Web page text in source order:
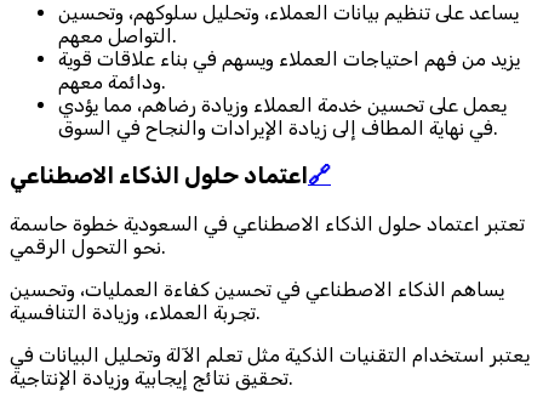
يساعد على تنظيم بيانات العملاء، وتحليل سلوكهم، وتحسين
التواصل معهم.
يزيد من فهم احتياجات العملاء ويسهم في بناء علاقات قوية
ودائمة معهم.
يعمل على تحسين خدمة العملاء وزيادة رضاهم، مما يؤدي
في نهاية المطاف إلى زيادة الإيرادات والنجاح في السوق.
اعتماد حلول الذكاء الاصطناعي 🔗
تعتبر اعتماد حلول الذكاء الاصطناعي في السعودية خطوة حاسمة
نحو التحول الرقمي.
يساهم الذكاء الاصطناعي في تحسين كفاءة العمليات، وتحسين
تجربة العملاء، وزيادة التنافسية.
يعتبر استخدام التقنيات الذكية مثل تعلم الآلة وتحليل البيانات في
تحقيق نتائج إيجابية وزيادة الإنتاجية.